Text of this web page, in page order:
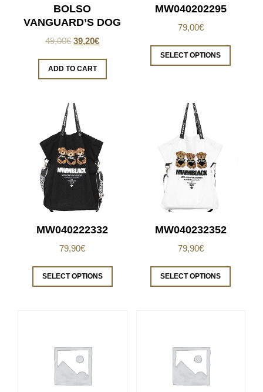
BOLSO
VANGUARD’S DOG
49,00€ 39,20€
ADD TO CART
MW040202295
79,00€
SELECT OPTIONS
MW040222332
79,90€
SELECT OPTIONS
MW040232352
79,90€
SELECT OPTIONS